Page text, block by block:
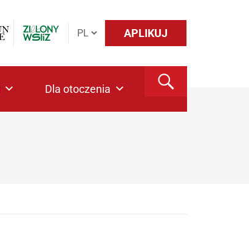
APLIKUJ
Dla otoczenia